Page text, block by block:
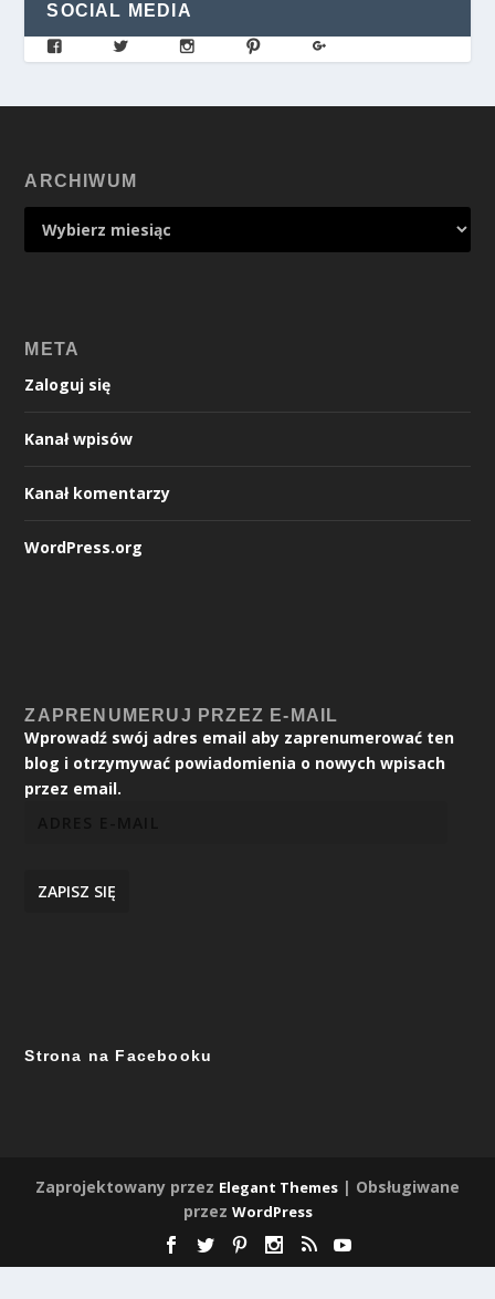
SOCIAL MEDIA
ARCHIWUM
META
Zaloguj się
Kanał wpisów
Kanał komentarzy
WordPress.org
ZAPRENUMERUJ PRZEZ E-MAIL
Wprowadź swój adres email aby zaprenumerować ten
blog i otrzymywać powiadomienia o nowych wpisach
przez email.
ZAPISZ SIĘ
Strona na Facebooku
Zaprojektowany przez Elegant Themes | Obsługiwane
przez WordPress